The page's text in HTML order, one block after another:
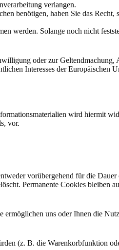
verlangen.
benötigen, haben Sie das Recht,
werden. Solange noch nicht
oder zur Geltendmachung,
Interesses der Europäischen
wird hiermit
vor.
vorübergehend für die
Permanente Cookies bleiben
ermöglichen uns oder Ihnen die
(z. B. die Warenkorbfunktion